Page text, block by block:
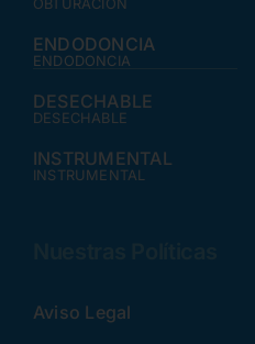
OBTURACIÓN
ENDODONCIA
ENDODONCIA
DESECHABLE
DESECHABLE
INSTRUMENTAL
INSTRUMENTAL
Aviso Legal